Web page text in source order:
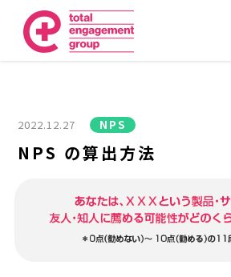
2022.12.27 NPS
NPS の算出方法